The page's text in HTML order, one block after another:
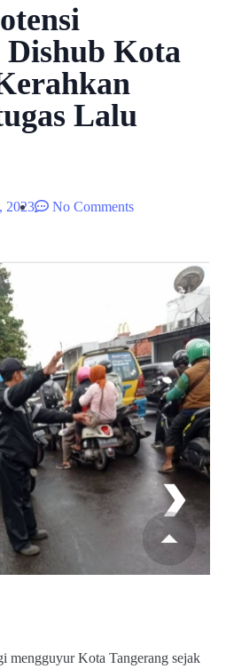
Dishub Kota
Lalu
2023 No Comments
mengguyur Kota Tangerang sejak